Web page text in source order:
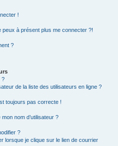
!
peux à présent plus me connecter ?!
?
?
de la liste des utilisateurs en ligne ?
toujours pas correcte !
nom d’utilisateur ?
?
lorsque je clique sur le lien de courrier